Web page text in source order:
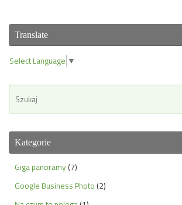
Translate
Select Language ▼
Kategorie
Giga panoramy (7)
Google Business Photo (2)